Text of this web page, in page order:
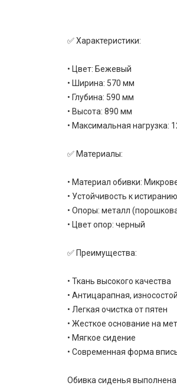
✅ Характеристики:
• Цвет: Бежевый
• Ширина: 570 мм
• Глубина: 590 мм
• Высота: 890 мм
• Максимальная нагрузка:
✅ Материалы:
• Материал обивки:
• Устойчивость к
• Опоры: металл
• Цвет опор: черный
✅ Преимущества:
• Ткань высокого качества
• Антицарапная,
• Легкая очистка от пятен
• Жесткое основание на
• Мягкое сидение
• Современная форма
Обивка сиденья